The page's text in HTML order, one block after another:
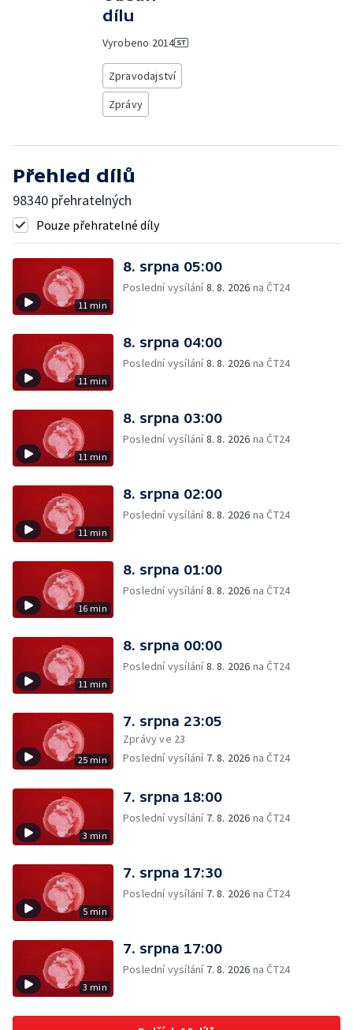
dílu
Vyrobeno 2014
Zpravodajství
Zprávy
Přehled dílů
98340 přehratelných
Pouze přehratelné díly
11 min
8. srpna 05:00
Poslední vysílání8. 8. 2026 na ČT24
11 min
8. srpna 04:00
Poslední vysílání8. 8. 2026 na ČT24
11 min
8. srpna 03:00
Poslední vysílání8. 8. 2026 na ČT24
11 min
8. srpna 02:00
Poslední vysílání8. 8. 2026 na ČT24
16 min
8. srpna 01:00
Poslední vysílání8. 8. 2026 na ČT24
11 min
8. srpna 00:00
Poslední vysílání8. 8. 2026 na ČT24
25 min
7. srpna 23:05
Zprávy ve 23
Poslední vysílání 7. 8. 2026 na ČT24
3 min
7. srpna 18:00
Poslední vysílání 7. 8. 2026 na ČT24
5 min
7. srpna 17:30
Poslední vysílání 7. 8. 2026 na ČT24
3 min
7. srpna 17:00
Poslední vysílání 7. 8. 2026 na ČT24